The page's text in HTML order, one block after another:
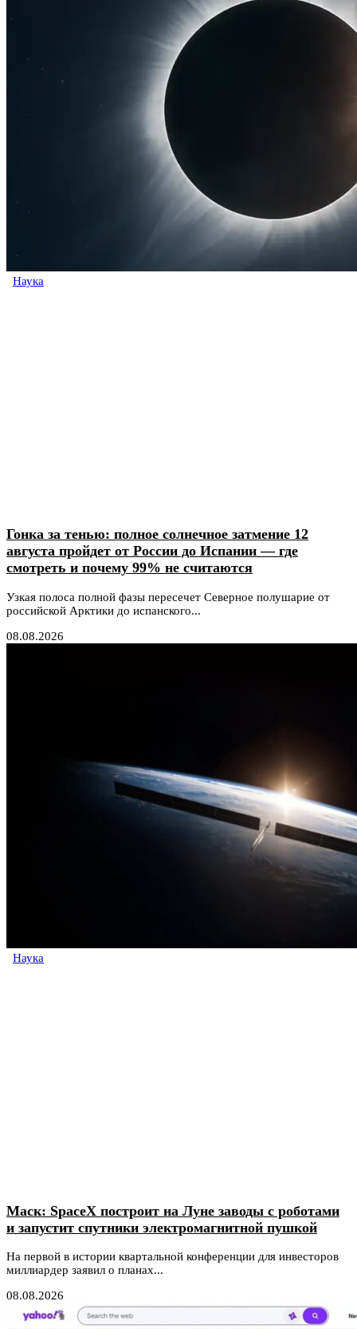
Наука
Гонка за тенью: полное солнечное затмение 12
августа пройдет от России до Испании — где
смотреть и почему 99% не считаются
Узкая полоса полной фазы пересечет Северное полушарие от
российской Арктики до испанского...
08.08.2026
Наука
Маск: SpaceX построит на Луне заводы с роботами
и запустит спутники электромагнитной пушкой
На первой в истории квартальной конференции для инвесторов
миллиардер заявил о планах...
08.08.2026